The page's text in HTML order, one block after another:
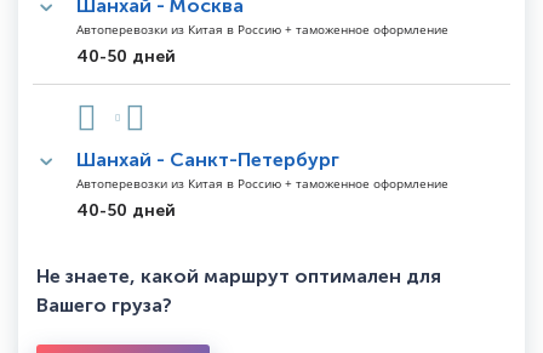
Шанхай - Москва
Автоперевозки из Китая в Россию + таможенное оформление
40-50 дней
Шанхай - Санкт-Петербург
Автоперевозки из Китая в Россию + таможенное оформление
40-50 дней
Не знаете, какой маршрут оптимален для
Вашего груза?